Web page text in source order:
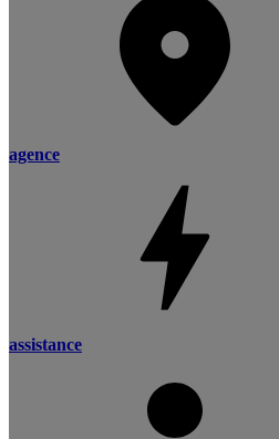
agence
assistance